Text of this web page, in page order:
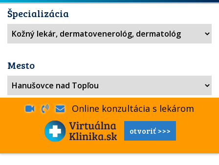
Špecializácia
Mesto
Online konzultácia s lekárom
otvoriť >>>